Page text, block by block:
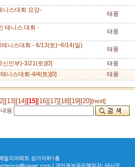
니스대회 요강-
태풍
테니스 대회 -
태풍
니스대회 - 6/13(토)~6/14(일)
태풍
신인부)-3/21(토)[0]
태풍
니스대회-4/4(토)[0]
태풍
[13] [14] [15] [16] [17] [18] [19] [20] [next]
내용